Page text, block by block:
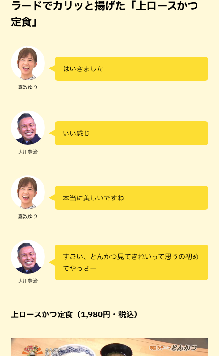
ラードでカリッと揚げた「上ロースかつ
定食」
嘉数ゆり
はいきました
大川豊治
いい感じ
嘉数ゆり
本当に美しいですね
大川豊治
すごい、とんかつ見てきれいって思うの初め
てやっさー
上ロースかつ定食（1,980円・税込）